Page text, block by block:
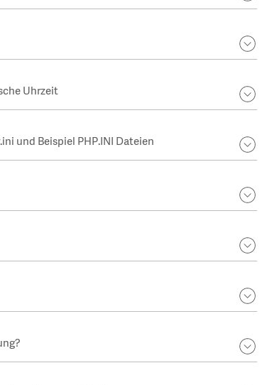
Uhrzeit
und Beispiel PHP.INI Dateien